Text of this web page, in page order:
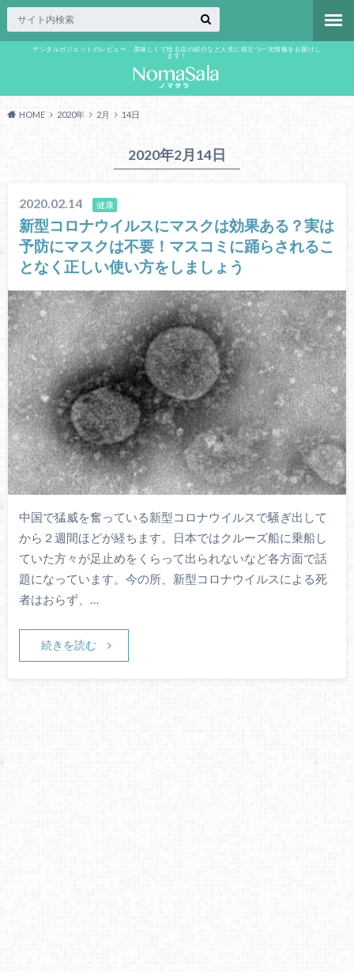
デジタルガジェットのレビュー、美味しくて唸る店の紹介など人生に役立つ一次情報をお届けし
ます！
HOME 2020年 2月 14日
2020年2月14日
2020.02.14 健康
新型コロナウイルスにマスクは効果ある？実は
予防にマスクは不要！マスコミに踊らされるこ
となく正しい使い方をしましょう
中国で猛威を奮っている新型コロナウイルスで騒ぎ出して
から２週間ほどが経ちます。日本ではクルーズ船に乗船し
ていた方々が足止めをくらって出られないなど各方面で話
題になっています。今の所、新型コロナウイルスによる死
者はおらず、…
続きを読む